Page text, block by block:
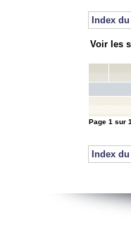
Index
Voir les
Page 1 sur 1
Index